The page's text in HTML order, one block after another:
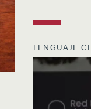
LENGUAJE